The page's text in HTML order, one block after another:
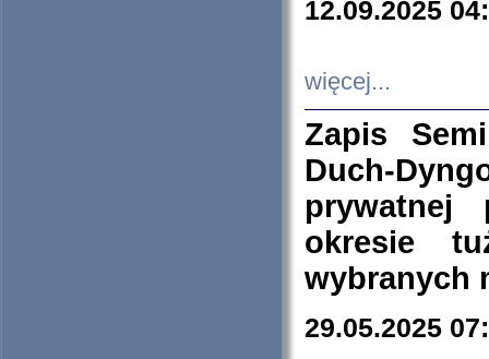
12.09.2025
więcej...
Zapis
Duch-
prywatnej
okresie
wybranych
29.05.2025